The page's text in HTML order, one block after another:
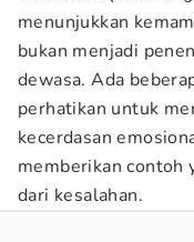
menunjukkan
bukan menjadi
dewasa. Ada
perhatikan untuk
kecerdasan
memberikan contoh
dari kesalahan.